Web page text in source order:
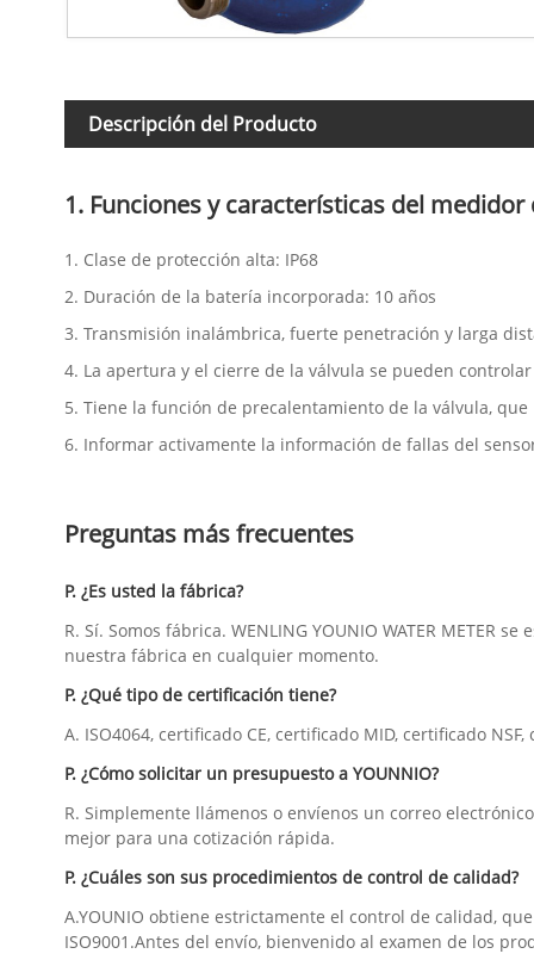
Descripción del Producto
1. Funciones y características del
1. Clase de protección alta: IP68
2. Duración de la batería incorporada: 10 años
3. Transmisión inalámbrica, fuerte penetración y larga
4. La apertura y el cierre de la válvula se pueden
5. Tiene la función de precalentamiento de la válvula,
6. Informar activamente la información de fallas del
Preguntas más frecuentes
P. ¿Es usted la fábrica?
R. Sí. Somos fábrica. WENLING YOUNIO WATER
nuestra fábrica en cualquier momento.
P. ¿Qué tipo de certificación tiene?
A. ISO4064, certificado CE, certificado MID, certificado NSF,
P. ¿Cómo solicitar un presupuesto a YOUNNIO?
R. Simplemente llámenos o envíenos un correo
mejor para una cotización rápida.
P. ¿Cuáles son sus procedimientos de control de calidad?
A.YOUNIO obtiene estrictamente el control de calidad,
ISO9001.Antes del envío, bienvenido al examen de los